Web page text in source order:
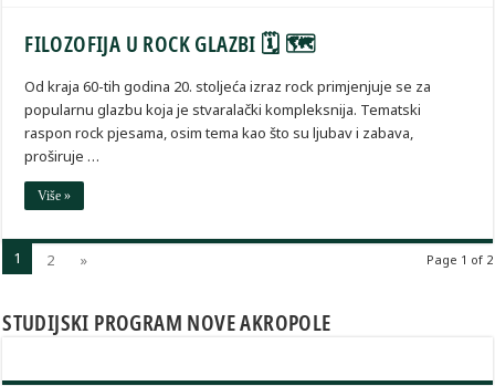
FILOZOFIJA U ROCK GLAZBI 🗓 🗺
Od kraja 60-tih godina 20. stoljeća izraz rock primjenjuje se za
popularnu glazbu koja je stvaralački kompleksnija. Tematski
raspon rock pjesama, osim tema kao što su ljubav i zabava,
proširuje …
Više »
Page 1 of 2
1 2 »
STUDIJSKI PROGRAM NOVE AKROPOLE